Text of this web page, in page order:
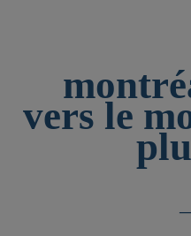
vers le